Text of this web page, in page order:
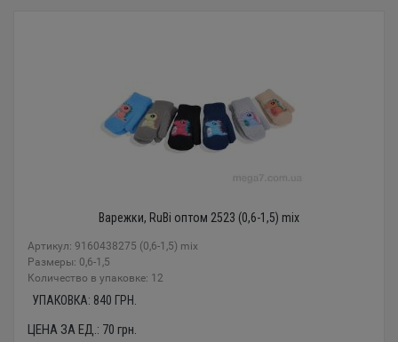
Варежки, RuBi оптом 2523 (0,6-1,5) mix
Артикул: 9160438275 (0,6-1,5) mix
Размеры: 0,6-1,5
Количество в упаковке: 12
УПАКОВКА: 840 ГРН.
ЦЕНА ЗА ЕД.: 70 грн.